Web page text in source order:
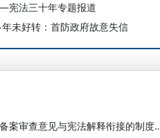
宪法三十年专题报道
未好转：首防政府故意失信
郭海清：全国人大常委会法工